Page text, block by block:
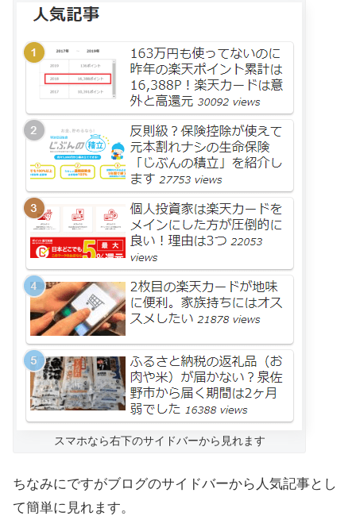
スマホなら右下のサイドバーから見れます
ちなみにですがブログのサイドバーから人気記事とし
て簡単に見れます。